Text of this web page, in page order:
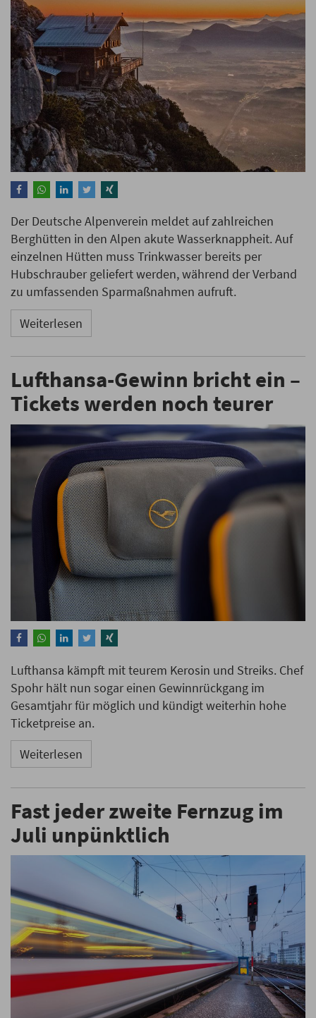
Der Deutsche Alpenverein meldet auf zahlreichen
Berghütten in den Alpen akute Wasserknappheit. Auf
einzelnen Hütten muss Trinkwasser bereits per
Hubschrauber geliefert werden, während der Verband
zu umfassenden Sparmaßnahmen aufruft.
Weiterlesen
Lufthansa-Gewinn bricht ein –
Tickets werden noch teurer
Lufthansa kämpft mit teurem Kerosin und Streiks. Chef
Spohr hält nun sogar einen Gewinnrückgang im
Gesamtjahr für möglich und kündigt weiterhin hohe
Ticketpreise an.
Weiterlesen
Fast jeder zweite Fernzug im
Juli unpünktlich